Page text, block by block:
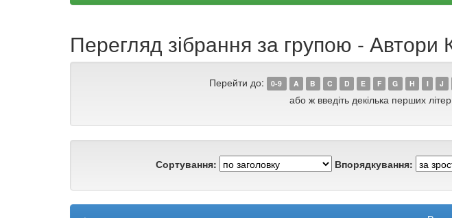
Перегляд зібрання за групою -
Перейти до: 0-9 A B C D E F G H I J
або ж введіть декілька перших
Сортування: Впорядкування: